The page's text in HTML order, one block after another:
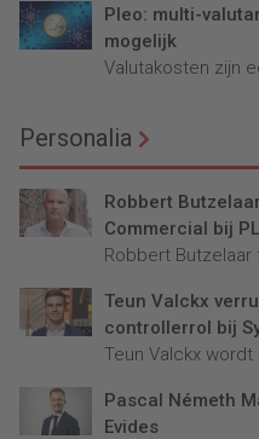
Pleo: multi-
mogelijk
Valutakosten zijn
Personalia
Robbert
Commercial bij
Robbert Butzelaar
Teun Valckx
controllerrol bij
Teun Valckx
Pascal Németh
Evides